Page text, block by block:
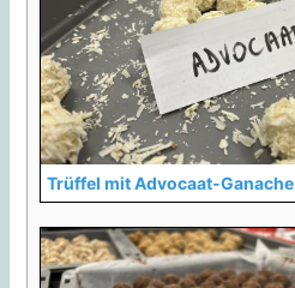
Trüffel mit Advocaat-Ganache